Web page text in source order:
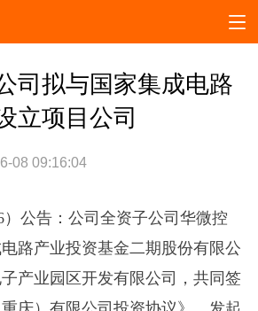
司拟与国家集成电路
立项目公司
08 09:16:04
）公告：公司全资子公司华微控
路产业投资基金二期股份有限公
产业园区开发有限公司，共同签